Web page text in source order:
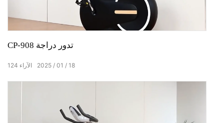
CP-908 تدور دراجة
2025 01 18
124 الآراء